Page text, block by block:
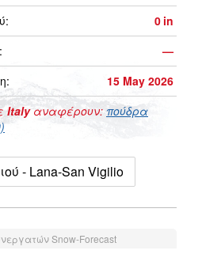
0 in
—
15 May 2026
Italyαναφέρουν: πούδρα
- Lana-San Vigilio
Snow-Forecast